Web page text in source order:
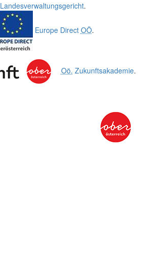
Landesverwaltungsgericht.
Europe Direct OÖ.
Oö. Zukunftsakademie.